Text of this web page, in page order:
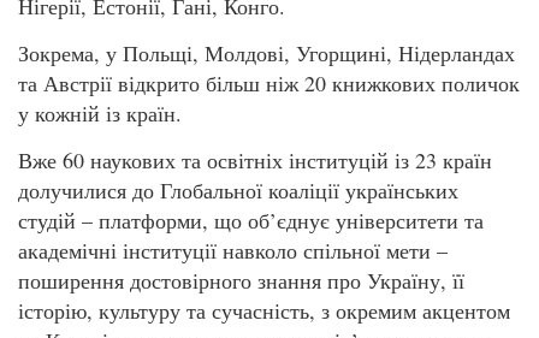
Зокрема, у Польщі, Молдові, Угорщині, Нідерландах
та Австрії відкрито більш ніж 20 книжкових поличок
у кожній із країн.
Вже 60 наукових та освітніх інституцій із 23 країн
долучилися до Глобальної коаліції українських
студій – платформи, що об’єднує університети та
академічні інституції навколо спільної мети –
поширення достовірного знання про Україну, її
історію, культуру та сучасність, з окремим акцентом